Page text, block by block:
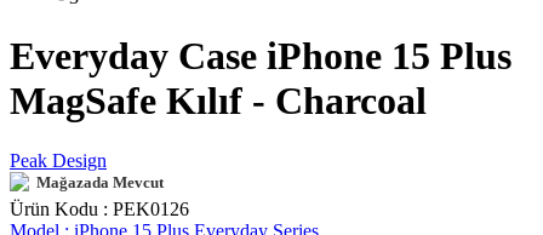
Everyday Case iPhone 15 Plus
MagSafe Kılıf - Charcoal
Peak Design
Mağazada Mevcut
Ürün Kodu : PEK0126
Model : iPhone 15 Plus Everyday Series